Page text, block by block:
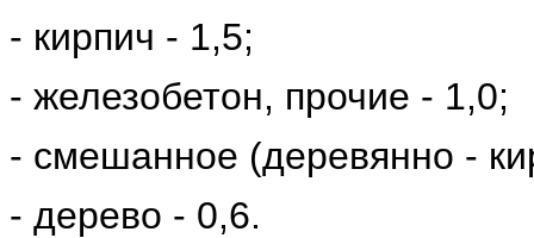
- кирпич - 1,5;
- железобетон, прочие - 1,0;
- смешанное (деревянно -
- дерево - 0,6.